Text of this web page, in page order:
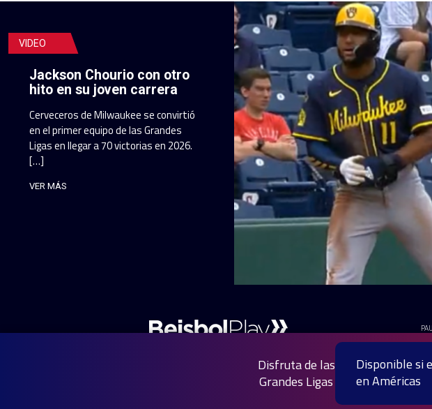
VIDEO
Jackson Chourio con otro
hito en su joven carrera
Cerveceros de Milwaukee se convirtió
en el primer equipo de las Grandes
Ligas en llegar a 70 victorias en 2026.
[…]
VER MÁS
Disfruta de las
Grandes Ligas
Disponible si
en Américas